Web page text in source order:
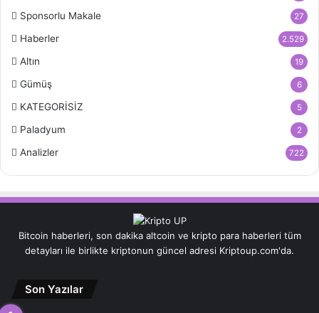
Sponsorlu Makale 27
Haberler 2.529
Altın 19
Gümüş 6
KATEGORİSİZ 5
Paladyum 2
Analizler 722
Bitcoin haberleri, son dakika altcoin ve kripto para haberleri tüm
detayları ile birlikte kriptonun güncel adresi Kriptoup.com'da.
Son Yazılar